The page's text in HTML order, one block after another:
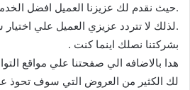
.حيث نقدم لك عزيزنا العميل افضل
.لذلك لا تتردد عزيزي العميل علي اختيار
بشركتنا نصلك اينما كنت .
هدا بالاضافه الي صفحتنا علي مواقع
لك الكثير من العروض التي سوف تحوذ